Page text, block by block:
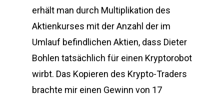
erhält man durch Multiplikation des
Aktienkurses mit der Anzahl der im
Umlauf befindlichen Aktien, dass Dieter
Bohlen tatsächlich für einen Kryptorobot
wirbt. Das Kopieren des Krypto-Traders
brachte mir einen Gewinn von 17